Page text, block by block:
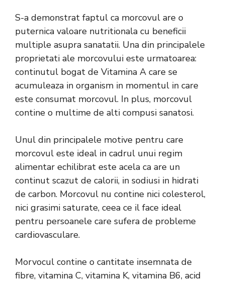
S-a demonstrat faptul ca morcovul are o
puternica valoare nutritionala cu beneficii
multiple asupra sanatatii. Una din principalele
proprietati ale morcovului este urmatoarea:
continutul bogat de Vitamina A care se
acumuleaza in organism in momentul in care
este consumat morcovul. In plus, morcovul
contine o multime de alti compusi sanatosi.
Unul din principalele motive pentru care
morcovul este ideal in cadrul unui regim
alimentar echilibrat este acela ca are un
continut scazut de calorii, in sodiusi in hidrati
de carbon. Morcovul nu contine nici colesterol,
nici grasimi saturate, ceea ce il face ideal
pentru persoanele care sufera de probleme
cardiovasculare.
Morvocul contine o cantitate insemnata de
fibre, vitamina C, vitamina K, vitamina B6, acid